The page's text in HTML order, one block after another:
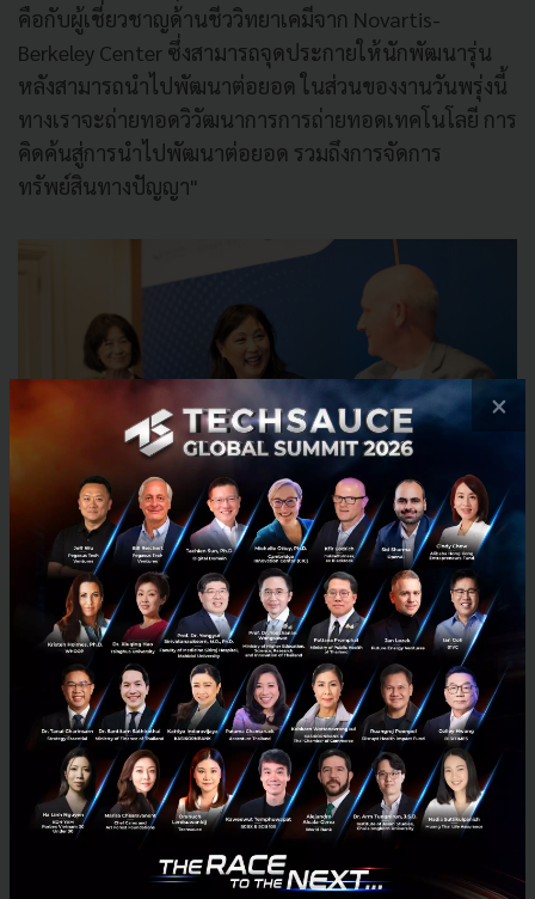
คือกับผู้เชี่ยวชาญด้านชีววิทยาเคมีจาก Novartis-
Berkeley Center ซึ่งสามารถจุดประกายให้นักพัฒนารุ่น
หลังสามารถนำไปพัฒนาต่อยอด ในส่วนของงานวันพรุ่งนี้
ทางเราจะถ่ายทอดวิวัฒนาการการถ่ายทอดเทคโนโลยี การ
คิดค้นสู่การนำไปพัฒนาต่อยอด รวมถึงการจัดการ
ทรัพย์สินทางปัญญา"
ดร.แครอล มิมูระ ผู้เชี่ยวชาญทางด้านเทคโนโลยี และผู้ช่วยอธิบดีฝ่ายวิจัย
ด้านทรัพย์สินทางปัญญา และอุตสาหกรรมมหาวิทยาลัยเบิร์กลีย์
ในส่วนของมหาวิทยาลัยสแตนฟอร์ดมิสแคทเธอรีน คู
กรรมการบริหารสำนักงานใบอนุญาตเทคโนโลยีและ
สัญญาจ้างอุตสาหกรรม ได้พูดถึงความท้าทายของความ
ร่วมมือกับบริษัท ที่จะสามารถนำไปพัฒนาต่อยอดว่า
"หนึ่งในความสำเร็จคือความร่วมร่วมมือในการคิดค้น Web
Search Engine จนพัฒนาต่อยอดเกิดเป็น Google โดยทาง
เราได้สนับสนุนจัดหาทุนจนประสบความสำเร็จ โดยในวัน
×